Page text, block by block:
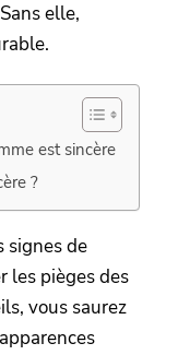
elle,
est sincère
?
signes de
les pièges des
vous saurez